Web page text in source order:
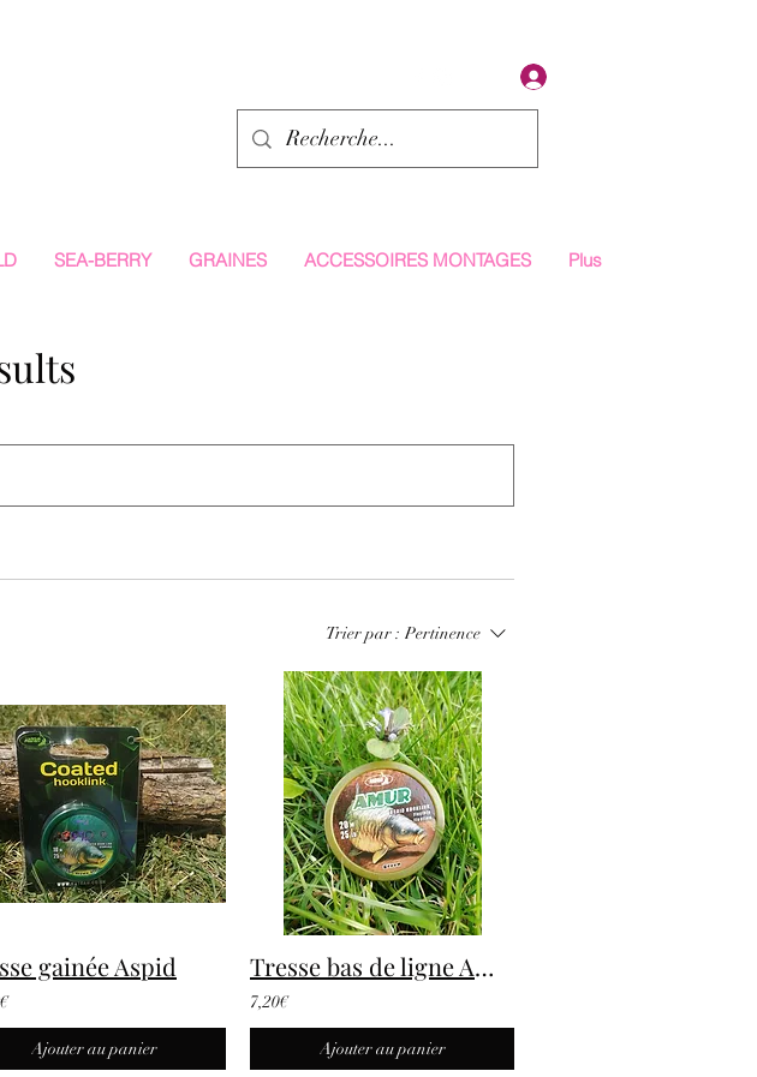
SEA-BERRY GRAINES ACCESSOIRES MONTAGES Plus
Trier par : Pertinence
gainée Aspid
Ajouter au panier
Tresse bas de ligne Amur
7,20€
Ajouter au panier